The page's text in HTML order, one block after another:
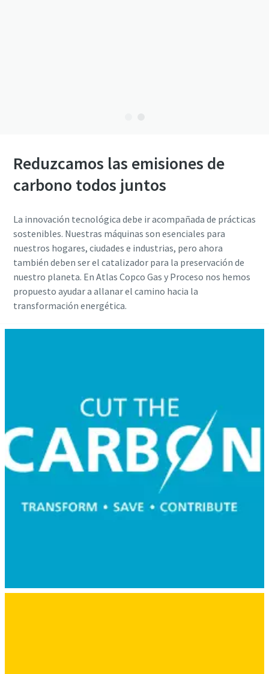
Reduzcamos las emisiones de
carbono todos juntos
La innovación tecnológica debe ir acompañada de prácticas
sostenibles. Nuestras máquinas son esenciales para
nuestros hogares, ciudades e industrias, pero ahora
también deben ser el catalizador para la preservación de
nuestro planeta. En Atlas Copco Gas y Proceso nos hemos
propuesto ayudar a allanar el camino hacia la
transformación energética.